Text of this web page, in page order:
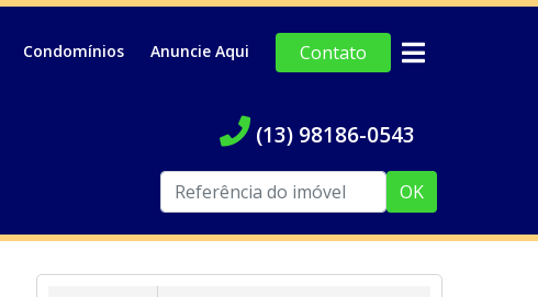
Condomínios Anuncie Aqui Contato
(13) 98186-0543
OK